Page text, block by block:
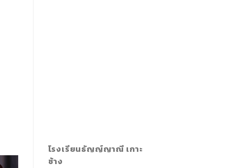
โรงเรียนธัญญ์ญาณี เกาะ
ช้าง